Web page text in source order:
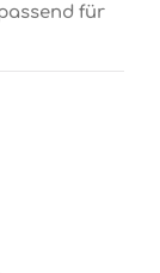
für
5 Sternen